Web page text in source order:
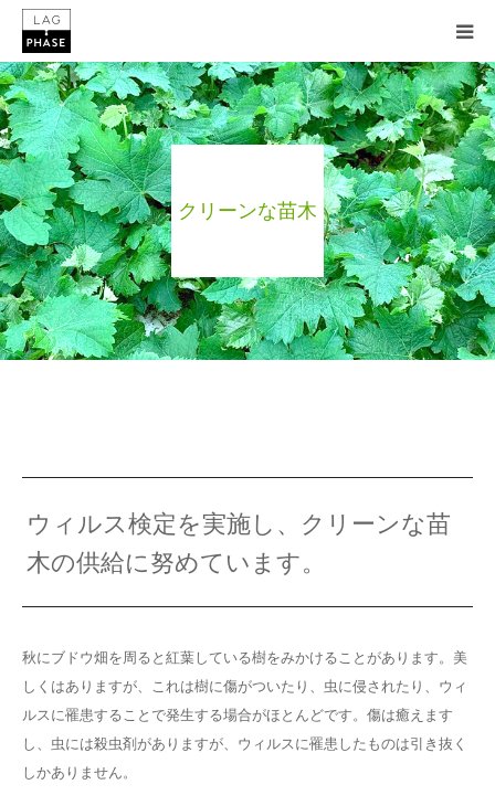
クリーンな苗木
ウィルス検定を実施し、クリーンな苗
木の供給に努めています。
秋にブドウ畑を周ると紅葉している樹をみかけることがあります。美
しくはありますが、これは樹に傷がついたり、虫に侵されたり、ウィ
ルスに罹患することで発生する場合がほとんどです。傷は癒えます
し、虫には殺虫剤がありますが、ウィルスに罹患したものは引き抜く
しかありません。
HOME
お知らせ
コンセプト
苗木販売
在庫一覧
ラ・ペピニエール